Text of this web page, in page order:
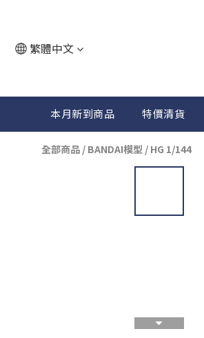
繁體中文
本月新到商品 特價清貨
全部商品 / BANDAI模型 / HG 1/144